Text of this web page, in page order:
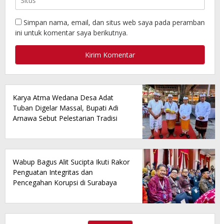
Simpan nama, email, dan situs web saya pada peramban
ini untuk komentar saya berikutnya.
Karya Atma Wedana Desa Adat
Tuban Digelar Massal, Bupati Adi
Arnawa Sebut Pelestarian Tradisi
Daerah
Wabup Bagus Alit Sucipta Ikuti Rakor
Penguatan Integritas dan
Pencegahan Korupsi di Surabaya